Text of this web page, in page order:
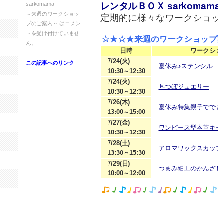
sarkomama
～来週のワークショッ
プのご案内～ は コメン
トを受け付けていませ
ん。
この記事へのリンク
レンタルＢＯＸ
定期的に様々なワークショ
☆★☆★来週のワークショッ
日時
ワークシ
7/24(火)
10:30～12:30
夏休み♪ステンシル
7/24(火)
10:30～12:30
耳つぼジュエリー
7/26(木)
13:00～15:00
夏休み特集親子でで
7/27(金)
10:30～12:30
ワンピース型本革キ
7/28(土)
13:30～15:30
アロマワックスカッ
7/29(日)
10:00～12:00
つまみ細工のかんざ